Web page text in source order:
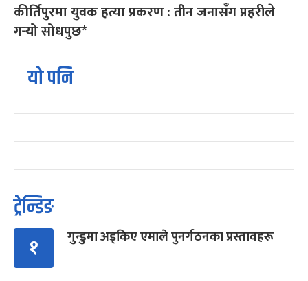
कीर्तिपुरमा युवक हत्या प्रकरण : तीन जनासँग प्रहरीले
गर्‍यो सोधपुछ*
यो पनि
ट्रेन्डिङ
१ गुन्डुमा अड्किए एमाले पुनर्गठनका प्रस्तावहरू